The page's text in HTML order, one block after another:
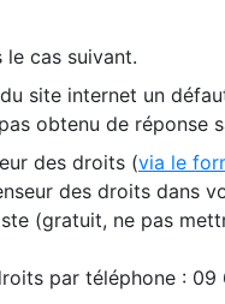
cas suivant.
site internet un
obtenu de réponse
des droits (via le
des droits dans
(gratuit, ne pas
par téléphone :